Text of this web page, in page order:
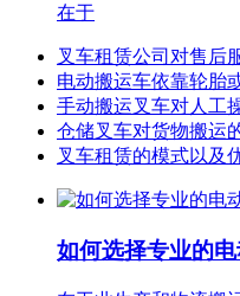
在于
叉车租赁公司对售后
电动搬运车依靠轮胎
手动搬运叉车对人工
仓储叉车对货物搬运
叉车租赁的模式以及
如何选择专业的